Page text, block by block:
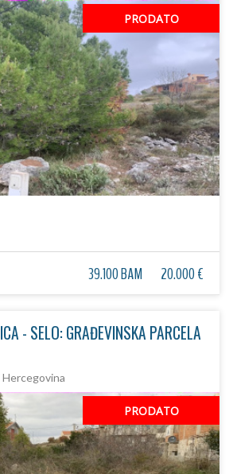
PRODATO
39.100 BAM 20.000 €
- SELO: GRAĐEVINSKA PARCELA
Hercegovina
PRODATO